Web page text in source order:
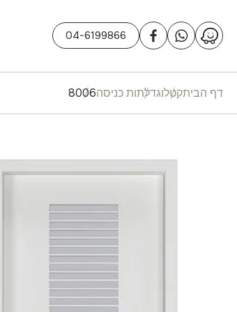
04-6199866
דף הביתקטלוגדלתות כניסה8006